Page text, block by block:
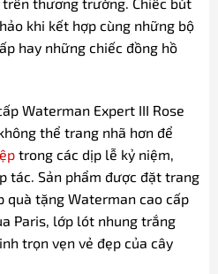
khi kết hợp cùng những bộ
hay những chiếc đồng hồ
Waterman Expert III Rose
thể trang nhã hơn để
trong các dịp lễ kỷ niệm,
tác. Sản phẩm được đặt trang
quà tặng Waterman cao cấp
Paris, lớp lót nhung trắng
trọn vẹn vẻ đẹp của cây